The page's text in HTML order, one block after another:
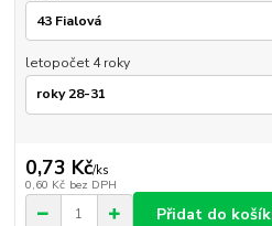
letopočet 4 roky
0,73 Kč/ks
0,60 Kč bez DPH
Přidat do